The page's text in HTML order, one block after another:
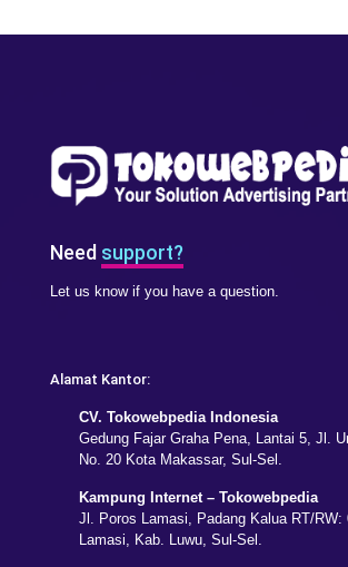
Need support?
Let us know if you have a question.
Alamat Kantor:
CV. Tokowebpedia Indonesia
Gedung Fajar Graha Pena, Lantai 5, Jl.
No. 20 Kota Makassar, Sul-Sel.
Kampung Internet – Tokowebpedia
Jl. Poros Lamasi, Padang Kalua RT/RW:
Lamasi, Kab. Luwu, Sul-Sel.